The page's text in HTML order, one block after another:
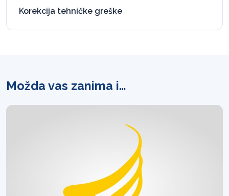
Korekcija tehničke greške
Možda vas zanima i…